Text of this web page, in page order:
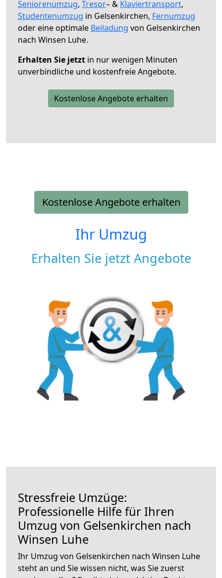
Seniorenumzug, Tresor– & Klaviertransport,
Studentenumzug in Gelsenkirchen, Fernumzug
oder eine optimale Beiladung von Gelsenkirchen
nach Winsen Luhe.
Erhalten Sie jetzt in nur wenigen Minuten
unverbindliche und kostenfreie Angebote.
Kostenlose Angebote erhalten
Kostenlose Angebote erhalten
Ihr Umzug
Erhalten Sie jetzt Angebote
Stressfreie Umzüge:
Professionelle Hilfe für Ihren
Umzug von Gelsenkirchen nach
Winsen Luhe
Ihr Umzug von Gelsenkirchen nach Winsen Luhe
steht an und Sie wissen nicht, was Sie zuerst